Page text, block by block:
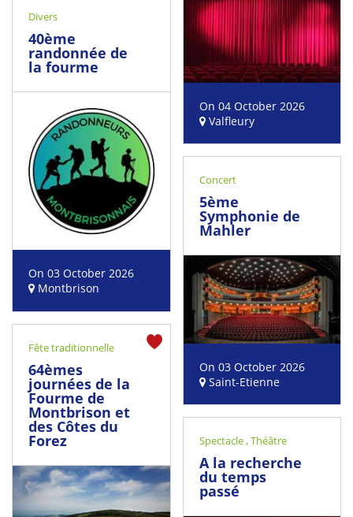
Divers
40ème
randonnée de
la fourme
On 03 October 2026
Montbrison
Concert
5ème
Symphonie de
Mahler
On 03 October 2026
Saint-Etienne
Fête traditionnelle
64èmes
journées de la
Fourme de
Montbrison et
des Côtes du
Forez Spectacle,Théâtre
A la recherche
du temps
passé
On 04 October 2026
Valfleury